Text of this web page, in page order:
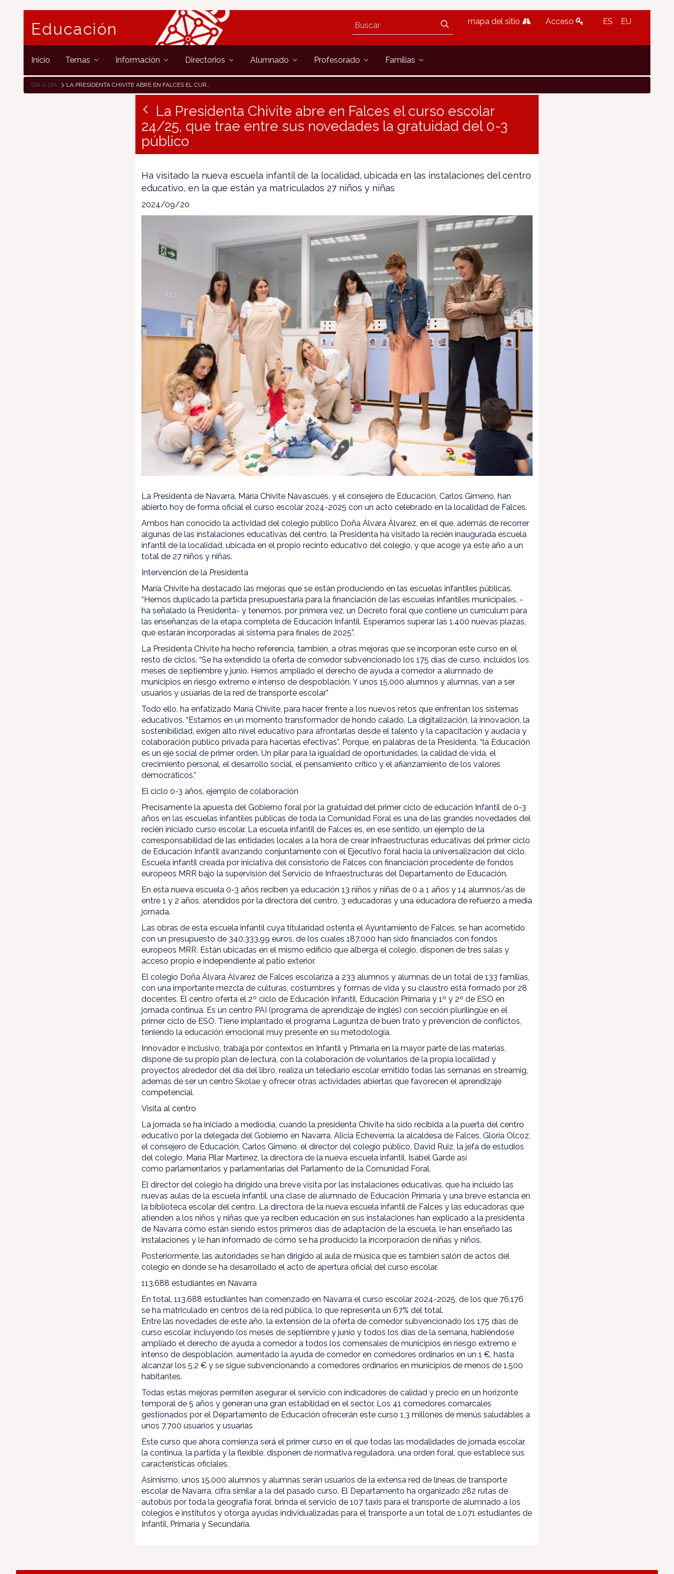
Educación mapa del sitio Acceso ES EU
Inicio Temas Información Directorios Alumnado Profesorado Familias
DÍA A DÍA LA PRESIDENTA CHIVITE ABRE EN FALCES EL CURSO ESCOLAR 24/25, QUE TRAE ENTRE SUS NOVEDADES LA GRATUIDAD DEL 0-3 PÚBLICO
La Presidenta Chivite abre en Falces el curso escolar
24/25, que trae entre sus novedades la gratuidad del 0-3
público
Ha visitado la nueva escuela infantil de la localidad, ubicada en las instalaciones del centro
educativo, en la que están ya matriculados 27 niños y niñas
2024/09/20
La Presidenta de Navarra, María Chivite Navascués, y el consejero de Educación, Carlos Gimeno, han
abierto hoy de forma oficial el curso escolar 2024-2025 con un acto celebrado en la localidad de Falces.
Ambos han conocido la actividad del colegio público Doña Álvara Álvarez, en el que, además de recorrer
algunas de las instalaciones educativas del centro, la Presidenta ha visitado la recién inaugurada escuela
infantil de la localidad, ubicada en el propio recinto educativo del colegio, y que acoge ya este año a un
total de 27 niños y niñas.
Intervención de la Presidenta
María Chivite ha destacado las mejoras que se están produciendo en las escuelas infantiles públicas.
“Hemos duplicado la partida presupuestaria para la financiación de las escuelas infantiles municipales, -
ha señalado la Presidenta- y tenemos, por primera vez, un Decreto foral que contiene un currículum para
las enseñanzas de la etapa completa de Educación Infantil. Esperamos superar las 1.400 nuevas plazas,
que estarán incorporadas al sistema para finales de 2025”.
La Presidenta Chivite ha hecho referencia, también, a otras mejoras que se incorporan este curso en el
resto de ciclos. “Se ha extendido la oferta de comedor subvencionado los 175 días de curso, incluidos los
meses de septiembre y junio. Hemos ampliado el derecho de ayuda a comedor a alumnado de
municipios en riesgo extremo e intenso de despoblación. Y unos 15.000 alumnos y alumnas, van a ser
usuarios y usuarias de la red de transporte escolar”
Todo ello, ha enfatizado María Chivite, para hacer frente a los nuevos retos que enfrentan los sistemas
educativos. “Estamos en un momento transformador de hondo calado. La digitalización, la innovación, la
sostenibilidad, exigen alto nivel educativo para afrontarlas desde el talento y la capacitación y audacia y
colaboración público privada para hacerlas efectivas”. Porque, en palabras de la Presidenta, “la Educación
es un eje social de primer orden. Un pilar para la igualdad de oportunidades, la calidad de vida, el
crecimiento personal, el desarrollo social, el pensamiento crítico y el afianzamiento de los valores
democráticos.”
El ciclo 0-3 años, ejemplo de colaboración
Precisamente la apuesta del Gobierno foral por la gratuidad del primer ciclo de educación Infantil de 0-3
años en las escuelas infantiles públicas de toda la Comunidad Foral es una de las grandes novedades del
recién iniciado curso escolar. La escuela infantil de Falces es, en ese sentido, un ejemplo de la
corresponsabilidad de las entidades locales a la hora de crear infraestructuras educativas del primer ciclo
de Educación Infantil avanzando conjuntamente con el Ejecutivo foral hacia la universalización del ciclo.
Escuela infantil creada por iniciativa del consistorio de Falces con financiación procedente de fondos
europeos MRR bajo la supervisión del Servicio de Infraestructuras del Departamento de Educación.
En esta nueva escuela 0-3 años reciben ya educación 13 niños y niñas de 0 a 1 años y 14 alumnos/as de
entre 1 y 2 años, atendidos por la directora del centro, 3 educadoras y una educadora de refuerzo a media
jornada.
Las obras de esta escuela infantil cuya titularidad ostenta el Ayuntamiento de Falces, se han acometido
con un presupuesto de 340.333,99 euros, de los cuales 187.000 han sido financiados con fondos
europeos MRR. Están ubicadas en el mismo edificio que alberga el colegio, disponen de tres salas y
acceso propio e independiente al patio exterior.
El colegio Doña Álvara Álvarez de Falces escolariza a 233 alumnos y alumnas de un total de 133 familias,
con una importante mezcla de culturas, costumbres y formas de vida y su claustro está formado por 28
docentes. El centro oferta el 2º ciclo de Educación Infantil, Educación Primaria y 1º y 2º de ESO en
jornada continua. Es un centro PAI (programa de aprendizaje de inglés) con sección plurilingüe en el
primer ciclo de ESO. Tiene implantado el programa Laguntza de buen trato y prevención de conflictos,
teniendo la educación emocional muy presente en su metodología.
Innovador e inclusivo, trabaja por contextos en Infantil y Primaria en la mayor parte de las materias,
dispone de su propio plan de lectura, con la colaboración de voluntarios de la propia localidad y
proyectos alrededor del día del libro, realiza un telediario escolar emitido todas las semanas en streamig,
además de ser un centro Skolae y ofrecer otras actividades abiertas que favorecen el aprendizaje
competencial.
Visita al centro
La jornada se ha iniciado a mediodía, cuando la presidenta Chivite ha sido recibida a la puerta del centro
educativo por la delegada del Gobierno en Navarra, Alicia Echeverría, la alcaldesa de Falces, Gloria Olcoz,
el consejero de Educación, Carlos Gimeno, el director del colegio público, David Ruiz, la jefa de estudios
del colegio, María Pilar Martínez, la directora de la nueva escuela infantil, Isabel Garde así
como parlamentarios y parlamentarias del Parlamento de la Comunidad Foral.
El director del colegio ha dirigido una breve visita por las instalaciones educativas, que ha incluido las
nuevas aulas de la escuela infantil, una clase de alumnado de Educación Primaria y una breve estancia en
la biblioteca escolar del centro. La directora de la nueva escuela infantil de Falces y las educadoras que
atienden a los niños y niñas que ya reciben educación en sus instalaciones han explicado a la presidenta
de Navarra cómo están siendo estos primeros días de adaptación de la escuela, le han enseñado las
instalaciones y le han informado de cómo se ha producido la incorporación de niñas y niños.
Posteriormente, las autoridades se han dirigido al aula de música que es también salón de actos del
colegio en donde se ha desarrollado el acto de apertura oficial del curso escolar.
113.688 estudiantes en Navarra
En total, 113.688 estudiantes han comenzado en Navarra el curso escolar 2024-2025, de los que 76.176
se ha matriculado en centros de la red pública, lo que representa un 67% del total.
Entre las novedades de este año, la extensión de la oferta de comedor subvencionado los 175 días de
curso escolar, incluyendo los meses de septiembre y junio y todos los días de la semana, habiéndose
ampliado el derecho de ayuda a comedor a todos los comensales de municipios en riesgo extremo e
intenso de despoblación, aumentado la ayuda de comedor en comedores ordinarios en un 1 €, hasta
alcanzar los 5,2 € y se sigue subvencionando a comedores ordinarios en municipios de menos de 1.500
habitantes.
Todas estas mejoras permiten asegurar el servicio con indicadores de calidad y precio en un horizonte
temporal de 5 años y generan una gran estabilidad en el sector. Los 41 comedores comarcales
gestionados por el Departamento de Educación ofrecerán este curso 1,3 millones de menús saludables a
unos 7.700 usuarios y usuarias
Este curso que ahora comienza será el primer curso en el que todas las modalidades de jornada escolar,
la continua, la partida y la flexible, disponen de normativa reguladora, una orden foral, que establece sus
características oficiales.
Asimismo, unos 15.000 alumnos y alumnas serán usuarios de la extensa red de líneas de transporte
escolar de Navarra, cifra similar a la del pasado curso. El Departamento ha organizado 282 rutas de
autobús por toda la geografía foral, brinda el servicio de 107 taxis para el transporte de alumnado a los
colegios e institutos y otorga ayudas individualizadas para el transporte a un total de 1.071 estudiantes de
Infantil, Primaria y Secundaria.